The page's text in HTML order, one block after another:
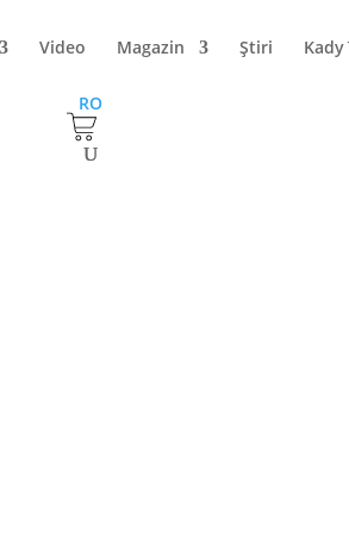
Video Magazin Ştiri
RO